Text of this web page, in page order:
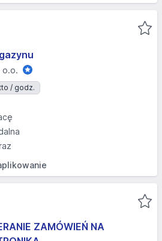
o.o.
/ godz.
ZAMÓWIEŃ NA